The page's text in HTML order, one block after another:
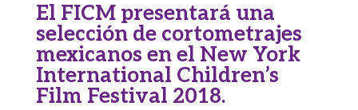
El FICM presentará una
selección de cortometrajes
mexicanos en el New York
International Children’s
Film Festival 2018.